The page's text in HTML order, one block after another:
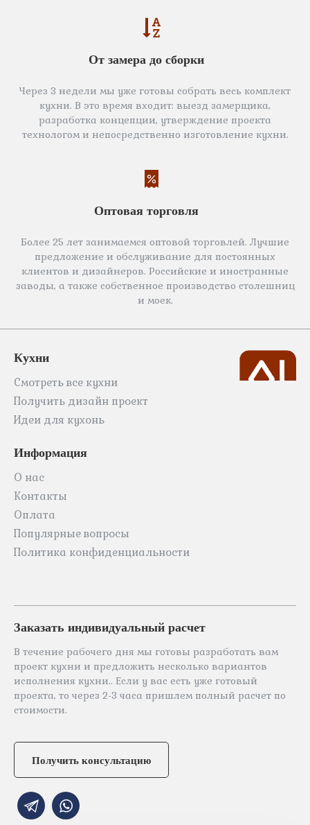
От замера до сборки
Через 3 недели мы уже готовы собрать весь комплект
кухни. В это время входит: выезд замерщика,
разработка концепции, утверждение проекта
технологом и непосредственно изготовление кухни.
Оптовая торговля
Более 25 лет занимаемся оптовой торговлей. Лучшие
предложение и обслуживание для постоянных
клиентов и дизайнеров. Российские и иностранные
заводы, а также собственное производство столешниц
и моек.
Кухни
Смотреть все кухни
Получить дизайн проект
Идеи для кухонь
Информация
О нас
Контакты
Оплата
Популярные вопросы
Политика конфиденциальности
Заказать индивидуальный расчет
В течение рабочего дня мы готовы разработать вам
проект кухни и предложить несколько вариантов
исполнения кухни.. Если у вас есть уже готовый
проекта, то через 2-3 часа пришлем полный расчет по
стоимости.
Получить консультацию